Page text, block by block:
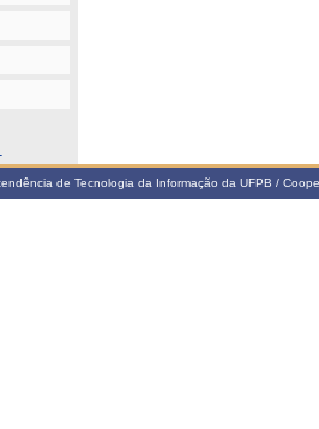
de Tecnologia da Informação da UFPB /